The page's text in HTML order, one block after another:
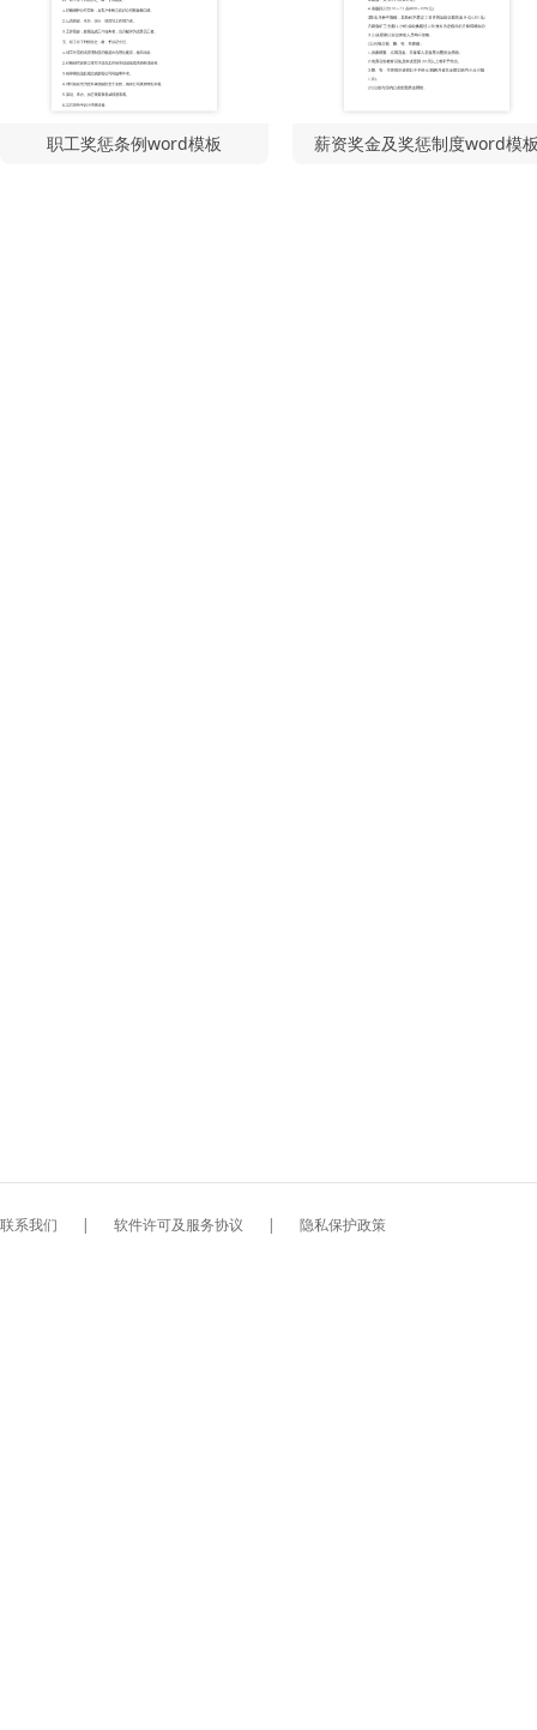
职工奖惩条例word模板 薪资奖金及奖惩制度word模
联系我们 | 软件许可及服务协议 | 隐私保护政策